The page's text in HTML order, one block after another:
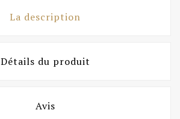
La description
Détails du produit
Avis